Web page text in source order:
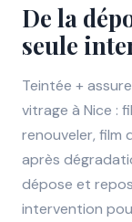
De la
seule
Teintée +
vitrage à Nice :
renouveler,
après
dépose et
intervention